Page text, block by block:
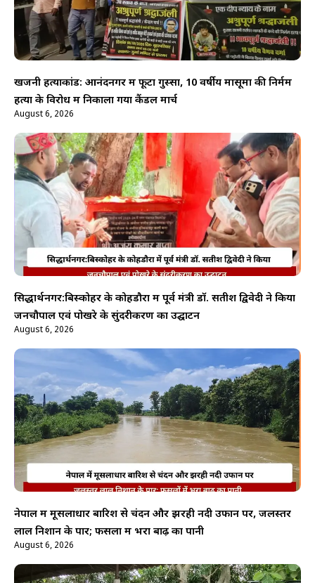
खजनी हत्याकांड: आनंदनगर में फूटा गुस्सा, 10 वर्षीय मासूमों की निर्मम
हत्या के विरोध में निकाला गया कैंडल मार्च
August 6, 2026
सिद्धार्थनगर:बिस्कोहर के कोहडौरा में पूर्व मंत्री डॉ. सतीश द्विवेदी ने किया
जनचौपाल एवं पोखरे के सुंदरीकरण का उद्घाटन
August 6, 2026
नेपाल में मूसलाधार बारिश से चंदन और झरही नदी उफान पर, जलस्तर
लाल निशान के पार; फसलों में भरा बाढ़ का पानी
August 6, 2026